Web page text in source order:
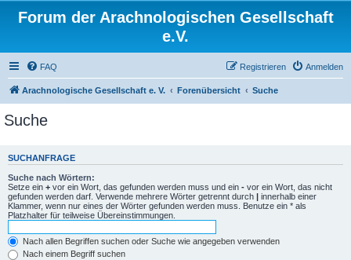
Forum der Arachnologischen Gesellschaft
e.V.
FAQ Anmelden
Registrieren
Arachnologische Gesellschaft e. V. Forenübersicht Suche
Suche
SUCHANFRAGE
Suche nach Wörtern:
Setze ein + vor ein Wort, das gefunden werden muss und ein - vor ein Wort, das nicht
gefunden werden darf. Verwende mehrere Wörter getrennt durch | innerhalb einer
Klammer, wenn nur eines der Wörter gefunden werden muss. Benutze ein * als
Platzhalter für teilweise Übereinstimmungen.
Nach allen Begriffen suchen oder Suche wie angegeben verwenden
Nach einem Begriff suchen